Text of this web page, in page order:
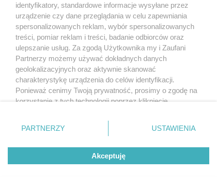
identyfikatory, standardowe informacje wysyłane przez
urządzenie czy dane przeglądania w celu zapewniania
spersonalizowanych reklam, wybór spersonalizowanych
treści, pomiar reklam i treści, badanie odbiorców oraz
ulepszanie usług. Za zgodą Użytkownika my i Zaufani
Partnerzy możemy używać dokładnych danych
geolokalizacyjnych oraz aktywnie skanować
charakterystykę urządzenia do celów identyfikacji.
Ponieważ cenimy Twoją prywatność, prosimy o zgodę na
korzystanie z tych technologii poprzez kliknięcie
zmienić/wycofać klikając przycisk ustawień prywatności
znajdujący się w lewym dolnym rogu strony
rodzaje przetwarzania danych nie wymagają zgody
użytkownika, ale masz prawo sprzeciwić się takiemu
przetwarzaniu. Preferencje będą miały zastosowanie tylko
PARTNERZY USTAWIENIA
Akceptuję